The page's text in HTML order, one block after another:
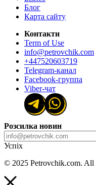
Блог
Карта сайту
Контакти
Term of Use
info@petrovchik.com
+447520603719
Telegram-канал
Facebook-группа
Viber-чат
Розсилка новин
Успіх
© 2025 Petrovchik.com. All